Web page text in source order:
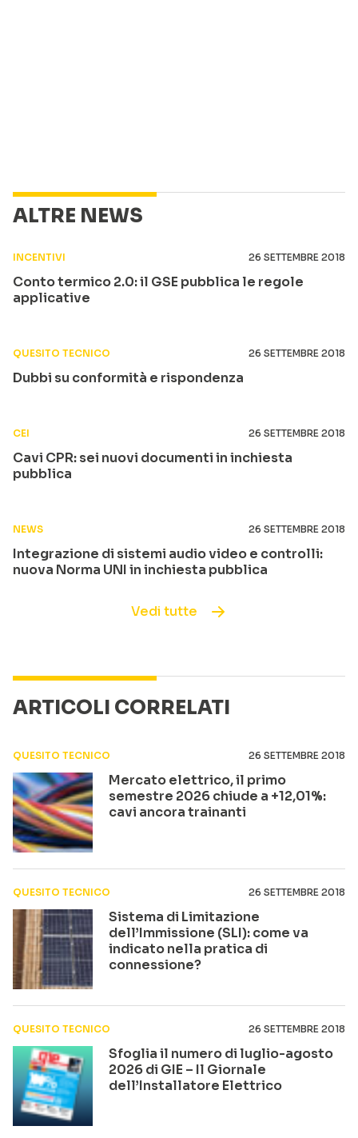
ALTRE NEWS
INCENTIVI 26 SETTEMBRE 2018
Conto termico 2.0: il GSE pubblica le regole
applicative
QUESITO TECNICO 26 SETTEMBRE 2018
Dubbi su conformità e rispondenza
CEI 26 SETTEMBRE 2018
Cavi CPR: sei nuovi documenti in inchiesta
pubblica
NEWS 26 SETTEMBRE 2018
Integrazione di sistemi audio video e controlli:
nuova Norma UNI in inchiesta pubblica
Vedi tutte
ARTICOLI CORRELATI
QUESITO TECNICO 26 SETTEMBRE 2018
Mercato elettrico, il primo
semestre 2026 chiude a +12,01%:
cavi ancora trainanti
QUESITO TECNICO 26 SETTEMBRE 2018
Sistema di Limitazione
dell’Immissione (SLI): come va
indicato nella pratica di
connessione?
QUESITO TECNICO 26 SETTEMBRE 2018
Sfoglia il numero di luglio-agosto
2026 di GIE – Il Giornale
dell’Installatore Elettrico